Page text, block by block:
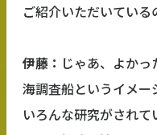
ご紹介いただいている
伊藤： じゃあ、よか
海調査船というイメー
いろんな研究がされ